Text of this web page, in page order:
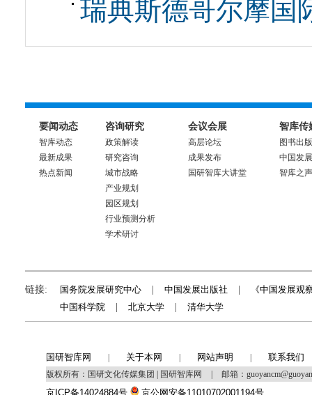
瑞典斯德哥尔摩国
要闻动态
智库动态
最新成果
热点新闻
咨询研究
政策解读
研究咨询
城市战略
产业规划
园区规划
行业预测分析
学术研讨
会议会展
高层论坛
成果发布
国研智库大讲堂
智库传
图书出版
中国发
智库之声
链接: 国务院发展研究中心 中国发展出版社
《中国发展观
中国科学院
北京大学 清华大学
国研智库网 关于本网 网站声明 联系我们
版权所有：国研文化传媒集团 | 国研智库网 邮箱：
京ICP备14024884号 京公网安备11010702001194号